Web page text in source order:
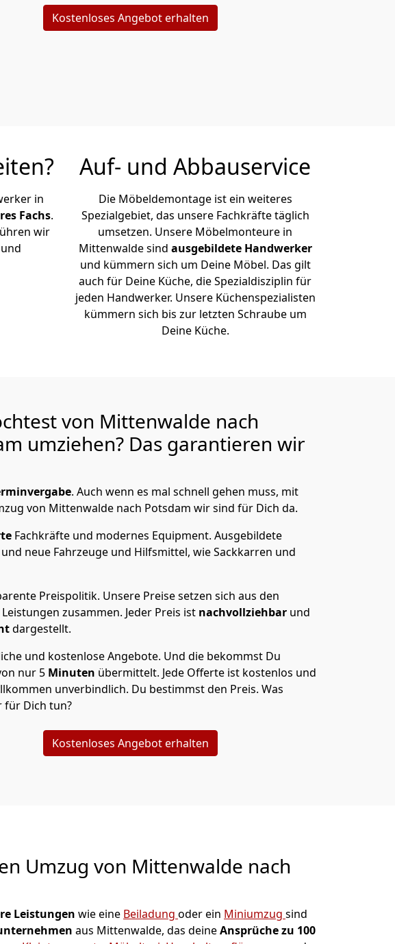
Kostenloses Angebot erhalten
in
Fachs.
wir
Auf- und Abbauservice
Die Möbeldemontage ist ein weiteres
Spezialgebiet, das unsere Fachkräfte täglich
umsetzen. Unsere Möbelmonteure in
Mittenwalde sind ausgebildete Handwerker
und kümmern sich um Deine Möbel. Das gilt
auch für Deine Küche, die Spezialdisziplin für
jeden Handwerker. Unsere Küchenspezialisten
kümmern sich bis zur letzten Schraube um
Deine Küche.
von Mittenwalde nach
umziehen? Das garantieren wir
. Auch wenn es mal schnell gehen muss, mit
von Mittenwalde nach Potsdam wir sind für Dich da.
Fachkräfte und modernes Equipment. Ausgebildete
neue Fahrzeuge und Hilfsmittel, wie Sackkarren und
Preispolitik. Unsere Preise setzen sich aus den
zusammen. Jeder Preis ist nachvollziehbar und
dargestellt.
und kostenlose Angebote. Und die bekommst Du
nur 5 Minuten übermittelt. Jede Offerte ist kostenlos und
unverbindlich. Du bestimmst den Preis. Was
für Dich tun?
Kostenloses Angebot erhalten
Umzug von Mittenwalde nach
Leistungen wie eine Beiladung oder ein Miniumzug sind
aus Mittenwalde, das deineAnsprüche zu 100